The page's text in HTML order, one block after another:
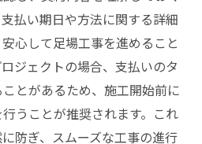
払い期日や方法に関する詳細
心して足場工事を進めること
ジェクトの場合、支払いのタ
とがあるため、施工開始前に
うことが推奨されます。これ
防ぎ、スムーズな工事の進行